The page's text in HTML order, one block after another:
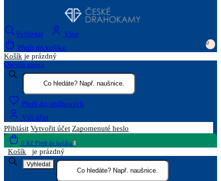
Vyhledat
Více
Přejít do košíku
0
Košík je prázdný
Otevřít menu
Přejít do oblíbených
Váš účet
Přihlásit Vytvořit účet Zapomenuté heslo
0 Kč Přejít do košíku 0
Košík je prázdný
Vyhledat